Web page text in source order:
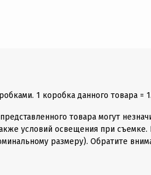
1 коробка данного товара =
товара могут
условий освещения при съемке.
размеру). Обратите